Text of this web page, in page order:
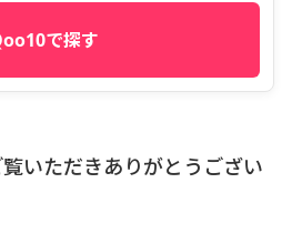
で探す
いただきありがとうござい